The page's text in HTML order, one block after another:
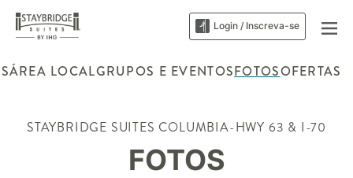
Login / Inscreva-se
ÁREA LOCALGRUPOS E EVENTOSFOTOSOFERTAS
STAYBRIDGE SUITES COLUMBIA-HWY 63 & I-70
FOTOS